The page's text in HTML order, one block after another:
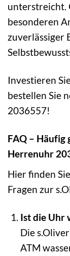
unterstreicht.
besonderen
zuverlässiger
Investieren
bestellen Sie
2036557!
FAQ – Häufig
Herrenuhr
Hier finden
Fragen zur
Ist die Uhr
Die
ATM